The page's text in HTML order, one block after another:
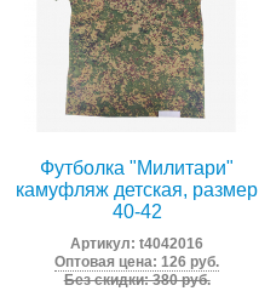
Футболка "Милитари"
камуфляж детская, размер
40-42
Артикул:t4042016
Оптовая цена: 126 руб.
Без скидки: 380 руб.